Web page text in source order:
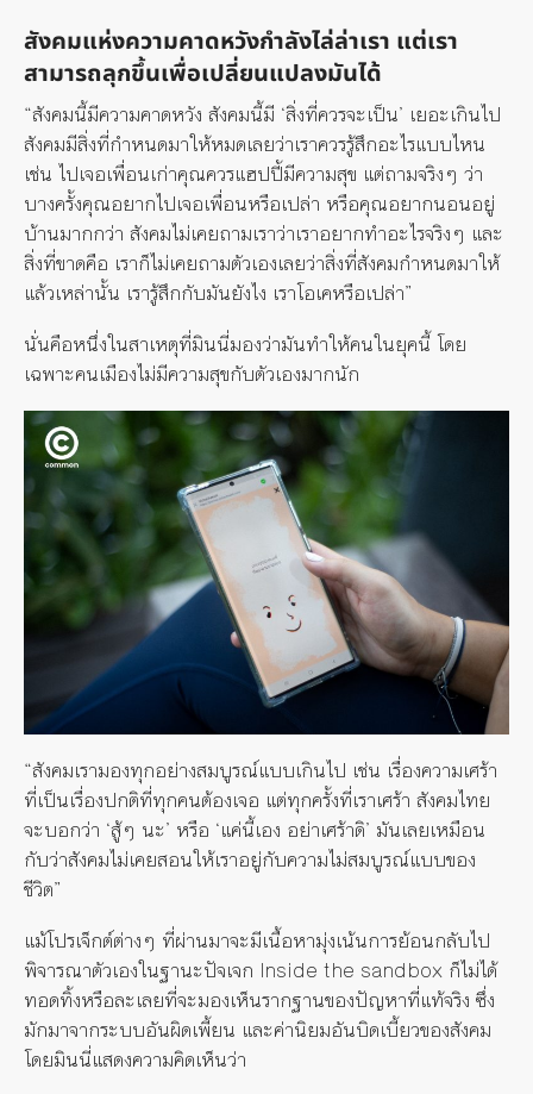
สังคมแห่งความคาดหวังกำลังไล่ล่าเรา แต่เรา
สามารถลุกขึ้นเพื่อเปลี่ยนแปลงมันได้
“สังคมนี้มีความคาดหวัง สังคมนี้มี ‘สิ่งที่ควรจะเป็น’ เยอะเกินไป
สังคมมีสิ่งที่กำหนดมาให้หมดเลยว่าเราควรรู้สึกอะไรแบบไหน
เช่น ไปเจอเพื่อนเก่าคุณควรแฮปปี้มีความสุข แต่ถามจริงๆ ว่า
บางครั้งคุณอยากไปเจอเพื่อนหรือเปล่า หรือคุณอยากนอนอยู่
บ้านมากกว่า สังคมไม่เคยถามเราว่าเราอยากทำอะไรจริงๆ และ
สิ่งที่ขาดคือ เราก็ไม่เคยถามตัวเองเลยว่าสิ่งที่สังคมกำหนดมาให้
แล้วเหล่านั้น เรารู้สึกกับมันยังไง เราโอเคหรือเปล่า”
นั่นคือหนึ่งในสาเหตุที่มินนี่มองว่ามันทำให้คนในยุคนี้ โดย
เฉพาะคนเมืองไม่มีความสุขกับตัวเองมากนัก
“สังคมเรามองทุกอย่างสมบูรณ์แบบเกินไป เช่น เรื่องความเศร้า
ที่เป็นเรื่องปกติที่ทุกคนต้องเจอ แต่ทุกครั้งที่เราเศร้า สังคมไทย
จะบอกว่า ‘สู้ๆ นะ’ หรือ ‘แค่นี้เอง อย่าเศร้าดิ’ มันเลยเหมือน
กับว่าสังคมไม่เคยสอนให้เราอยู่กับความไม่สมบูรณ์แบบของ
ชีวิต”
แม้โปรเจ็กต์ต่างๆ ที่ผ่านมาจะมีเนื้อหามุ่งเน้นการย้อนกลับไป
พิจารณาตัวเองในฐานะปัจเจก Inside the sandbox ก็ไม่ได้
ทอดทิ้งหรือละเลยที่จะมองเห็นรากฐานของปัญหาที่แท้จริง ซึ่ง
มักมาจากระบบอันผิดเพี้ยน และค่านิยมอันบิดเบี้ยวของสังคม
โดยมินนี่แสดงความคิดเห็นว่า